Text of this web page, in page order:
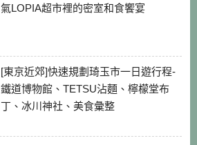
氣LOPIA超市裡的密室和食饗宴
[東京近郊]快速規劃琦玉市一日遊行程-
鐵道博物館、TETSU沾麵、檸檬堂布
丁、冰川神社、美食彙整